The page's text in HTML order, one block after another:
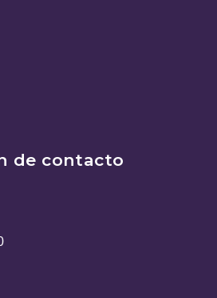
de contacto